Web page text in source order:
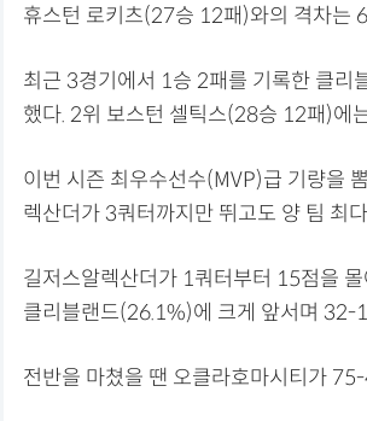
휴스턴 로키츠(27승 12패)와의 격차는
최근 3경기에서 1승 2패를 기록한 클리
했다. 2위 보스턴 셀틱스(28승 12패)에
이번 시즌 최우수선수(MVP)급 기량을
렉산더가 3쿼터까지만 뛰고도 양 팀 최
길저스알렉산더가 1쿼터부터 15점을
클리블랜드(26.1%)에 크게 앞서며 32-
전반을 마쳤을 땐 오클라호마시티가